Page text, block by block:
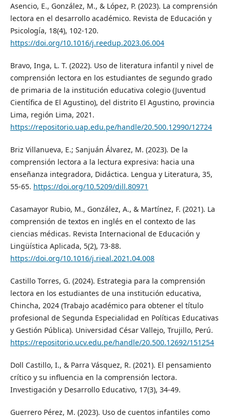
Asencio, E., González, M., & López, P. (2023). La comprensión
lectora en el desarrollo académico. Revista de Educación y
Psicología, 18(4), 102-120.
https://doi.org/10.1016/j.reedup.2023.06.004
Bravo, Inga, L. T. (2022). Uso de literatura infantil y nivel de
comprensión lectora en los estudiantes de segundo grado
de primaria de la institución educativa colegio (Juventud
Científica de El Agustino), del distrito El Agustino, provincia
Lima, región Lima, 2021.
https://repositorio.uap.edu.pe/handle/20.500.12990/12724
Briz Villanueva, E.; Sanjuán Álvarez, M. (2023). De la
comprensión lectora a la lectura expresiva: hacia una
enseñanza integradora, Didáctica. Lengua y Literatura, 35,
55-65. https://doi.org/10.5209/dill.80971
Casamayor Rubio, M., González, A., & Martínez, F. (2021). La
comprensión de textos en inglés en el contexto de las
ciencias médicas. Revista Internacional de Educación y
Lingüística Aplicada, 5(2), 73-88.
https://doi.org/10.1016/j.rieal.2021.04.008
Castillo Torres, G. (2024). Estrategia para la comprensión
lectora en los estudiantes de una institución educativa,
Chincha, 2024 (Trabajo académico para obtener el título
profesional de Segunda Especialidad en Políticas Educativas
y Gestión Pública). Universidad César Vallejo, Trujillo, Perú.
https://repositorio.ucv.edu.pe/handle/20.500.12692/151254
Doll Castillo, I., & Parra Vásquez, R. (2021). El pensamiento
crítico y su influencia en la comprensión lectora.
Investigación y Desarrollo Educativo, 17(3), 34-49.
Guerrero Pérez, M. (2023). Uso de cuentos infantiles como